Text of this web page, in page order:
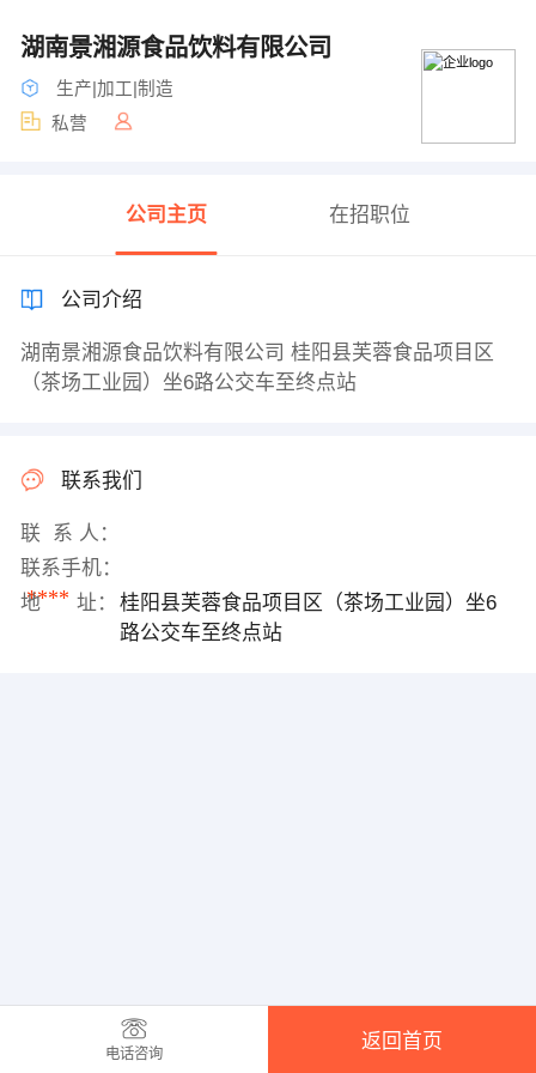
湖南景湘源食品饮料有限公司
生产|加工|制造
私营
公司主页 在招职位
公司介绍
湖南景湘源食品饮料有限公司 桂阳县芙蓉食品项目区
（茶场工业园）坐6路公交车至终点站
联系我们
联 系 人：
联系手机：
****
地 址：
桂阳县芙蓉食品项目区（茶场工业园）坐6
路公交车至终点站
电话咨询
返回首页